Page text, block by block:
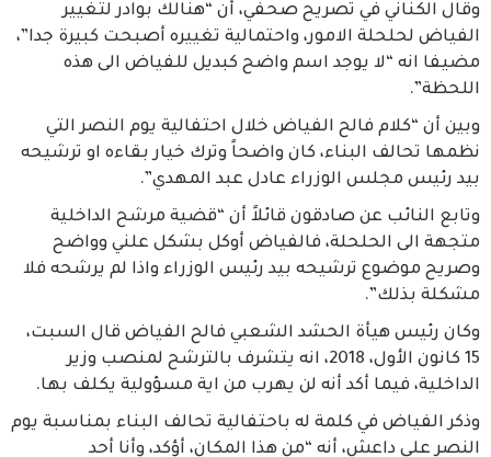
وقال الكناني في تصريح صحفي، أن “هنالك بوادر لتغيير
الفياض لحلحلة الامور، واحتمالية تغييره أصبحت كبيرة جدا”،
مضيفا انه “لا يوجد اسم واضح كبديل للفياض الى هذه
اللحظة”.
وبين أن “كلام فالح الفياض خلال احتفالية يوم النصر التي
نظمها تحالف البناء، كان واضحاً وترك خيار بقاءه او ترشيحه
بيد رئيس مجلس الوزراء عادل عبد المهدي”.
وتابع النائب عن صادقون قائلاً أن “قضية مرشح الداخلية
متجهة الى الحلحلة، فالفياض أوكل بشكل علني وواضح
وصريح موضوع ترشيحه بيد رئيس الوزراء واذا لم يرشحه فلا
مشكلة بذلك”.
وكان رئيس هيأة الحشد الشعبي فالح الفياض قال السبت،
15 كانون الأول، 2018، انه يتشرف بالترشح لمنصب وزير
الداخلية، فيما أكد أنه لن يهرب من اية مسؤولية يكلف بها.
وذكر الفياض في كلمة له باحتفالية تحالف البناء بمناسبة يوم
النصر على داعش، أنه “من هذا المكان، أؤكد، وأنا أحد